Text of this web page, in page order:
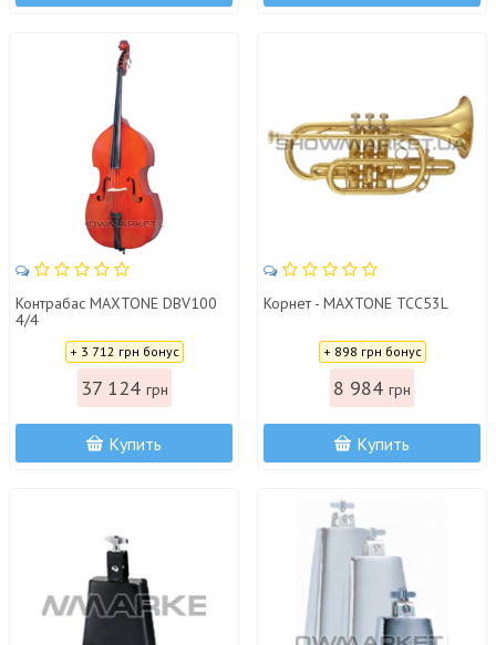
Контрабас MAXTONE DBV100
4/4
+ 3 712 грн бонус
37 124 грн
Купить
Корнет - MAXTONE TCC53L
+ 898 грн бонус
8 984 грн
Купить